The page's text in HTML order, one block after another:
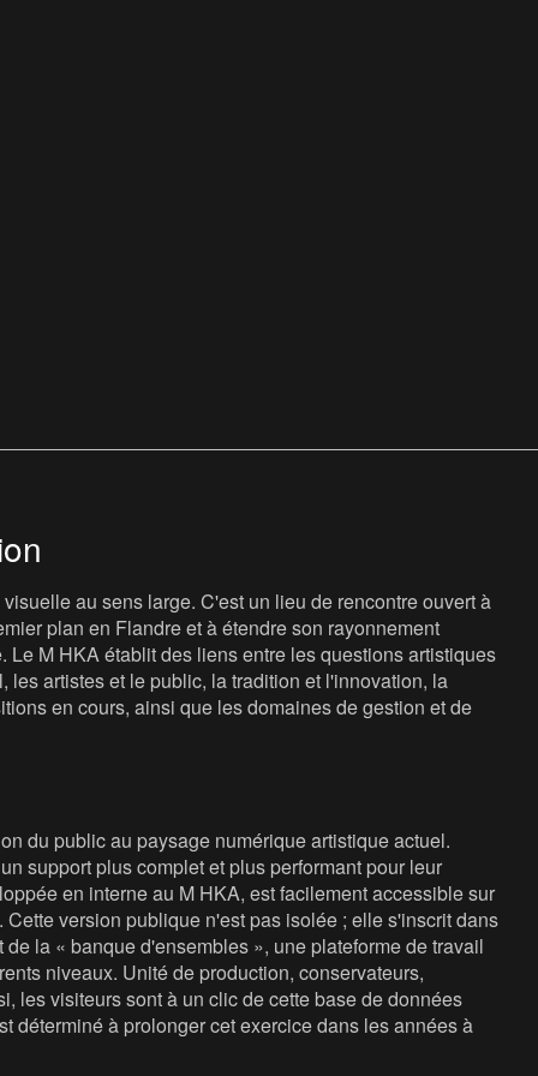
au sens large. C'est un lieu de rencontre ouvert à
plan en Flandre et à étendre son rayonnement
M HKA établit des liens entre les questions artistiques
artistes et le public, la tradition et l'innovation, la
en cours, ainsi que les domaines de gestion et de
du public au paysage numérique artistique actuel.
support plus complet et plus performant pour leur
en interne au M HKA, est facilement accessible sur
version publique n'est pas isolée ; elle s'inscrit dans
la « banque d'ensembles », une plateforme de travail
niveaux. Unité de production, conservateurs,
les visiteurs sont à un clic de cette base de données
déterminé à prolonger cet exercice dans les années à